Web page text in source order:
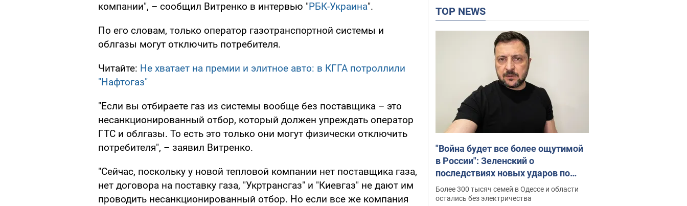
компании", – сообщил Витренко в интервью "РБК-Украина".
По его словам, только оператор газотранспортной системы и
облгазы могут отключить потребителя.
Читайте: Не хватает на премии и элитное авто: в КГГА потроллили
"Нафтогаз"
"Если вы отбираете газ из системы вообще без поставщика – это
несанкционированный отбор, который должен упреждать оператор
ГТС и облгазы. То есть это только они могут физически отключить
потребителя", – заявил Витренко.
"Сейчас, поскольку у новой тепловой компании нет поставщика газа,
нет договора на поставку газа, "Укртрансгаз" и "Киевгаз" не дают им
проводить несанкционированный отбор. Но если все же компания
TOP NEWS
"Война будет все более ощутимой
в России": Зеленский о
последствиях новых ударов по
Украине, важных отчетах и атаках
на объекты противника. Видео
Более 300 тысяч семей в Одессе и области
остались без электричества